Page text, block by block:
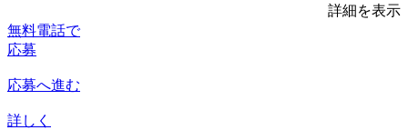
詳細を表示
無料電話で
応募
応募へ進む
詳しく